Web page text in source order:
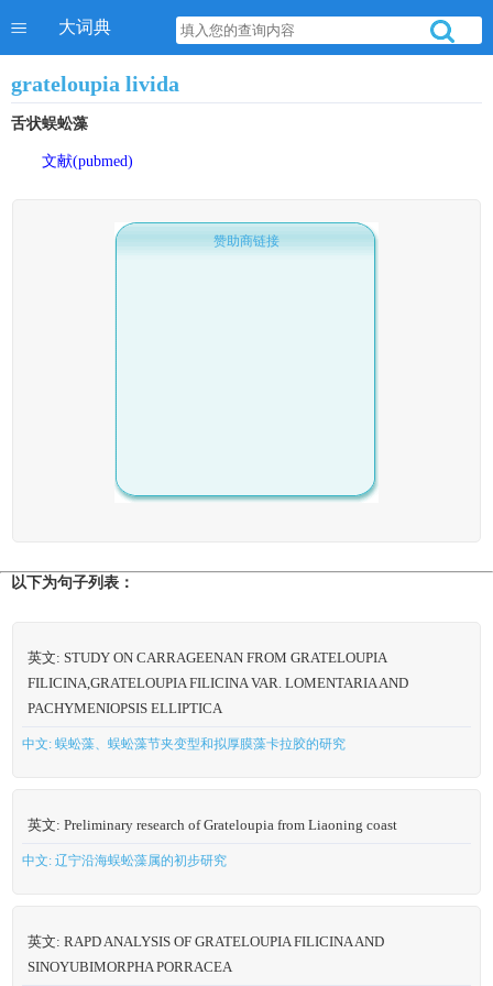
大词典
grateloupia livida
舌状蜈蚣藻
文献(pubmed)
赞助商链接
以下为句子列表：
英文: STUDY ON CARRAGEENAN FROM GRATELOUPIA
FILICINA,GRATELOUPIA FILICINA VAR. LOMENTARIA AND
PACHYMENIOPSIS ELLIPTICA
中文: 蜈蚣藻、蜈蚣藻节夹变型和拟厚膜藻卡拉胶的研究
英文: Preliminary research of Grateloupia from Liaoning coast
中文: 辽宁沿海蜈蚣藻属的初步研究
英文: RAPD ANALYSIS OF GRATELOUPIA FILICINA AND
SINOYUBIMORPHA PORRACEA